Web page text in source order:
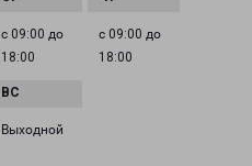
с 09:00 до
18:00
с 09:00 до
18:00
Выходной